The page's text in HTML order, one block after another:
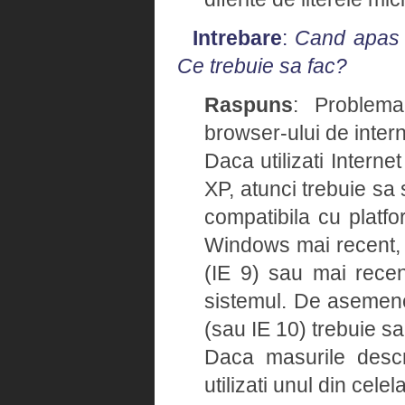
Intrebare: Cand
Ce trebuie sa fac?
Raspuns:
browser-ului de
Daca utilizati
XP, atunci trebuie
compatibila cu
Windows mai
(IE 9) sau mai
sistemul. De
(sau IE 10) trebuie
Daca masurile
utilizati unul din